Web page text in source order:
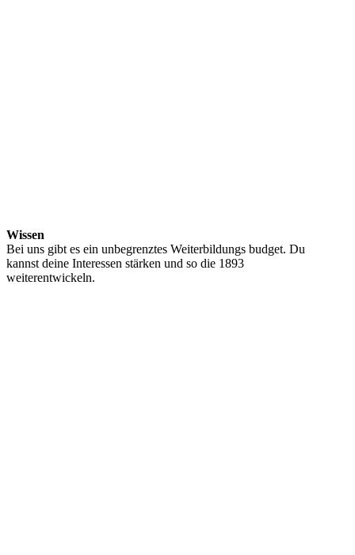
Wissen
Bei uns gibt es ein unbegrenztes Weiterbildungs budget. Du
kannst deine Interessen stärken und so die 1893
weiterentwickeln.